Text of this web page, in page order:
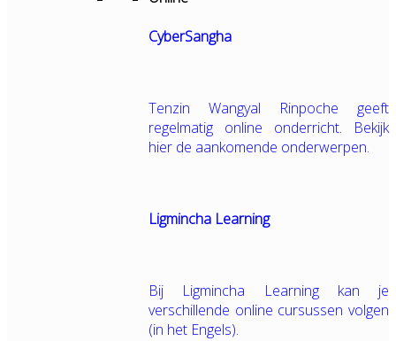
CyberSangha
Tenzin Wangyal Rinpoche geeft
regelmatig online onderricht. Bekijk
hier de aankomende onderwerpen.
Ligmincha Learning
Bij Ligmincha Learning kan je
verschillende online cursussen volgen
(in het Engels).